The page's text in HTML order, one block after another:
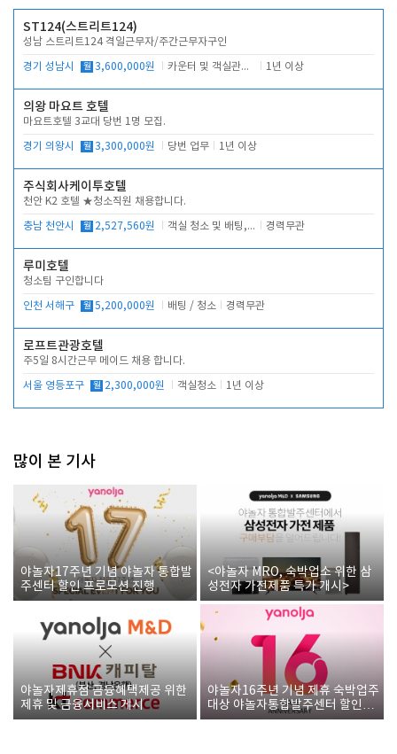
ST124(스트리트124)
성남 스트리트124 격일근무자/주간근무자구인
경기 성남시 월 3,600,000원 카운터 및 객실관리 전반 1년 이상
의왕 마요트 호텔
마요트호텔 3교대 당번 1명 모집.
경기 의왕시 월 3,300,000원 당번 업무 1년 이상
주식회사케이투호텔
천안 K2 호텔 ★청소직원 채용합니다.
충남 천안시 월 2,527,560원 객실 청소 및 배팅, 주변 시설 청소 경력무관
루미호텔
청소팀 구인합니다
인천 서해구 월 5,200,000원 배팅 / 청소 경력무관
로프트관광호텔
주5일 8시간근무 메이드 채용 합니다.
서울 영등포구 월 2,300,000원 객실청소 1년 이상
많이 본 기사
야놀자17주년 기념 야놀자 통합발
주센터 할인 프로모션 진행
<야놀자 MRO, 숙박업소 위한 삼
성전자 가전제품 특가 개시>
야놀자제휴점 금융혜택제공 위한
제휴 및 금융서비스 게시
야놀자16주년 기념 제휴 숙박업주
대상 야놀자통합발주센터 할인쿠
폰 증정